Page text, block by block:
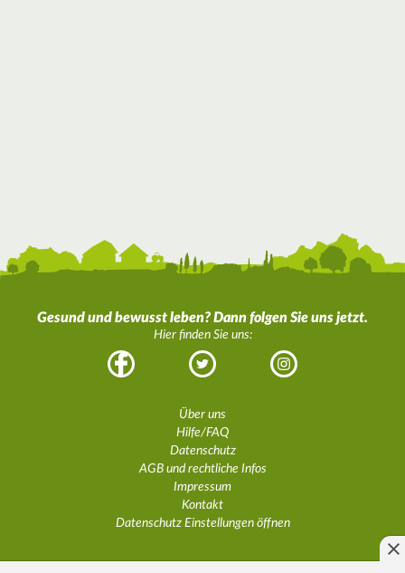
Gesund und bewusst leben? Dann folgen Sie uns jetzt.
Hier finden Sie uns:
Facebook Twitter Instagram
Über uns
Hilfe/FAQ
Datenschutz
AGB und rechtliche Infos
Impressum
Kontakt
Datenschutz Einstellungen öffnen